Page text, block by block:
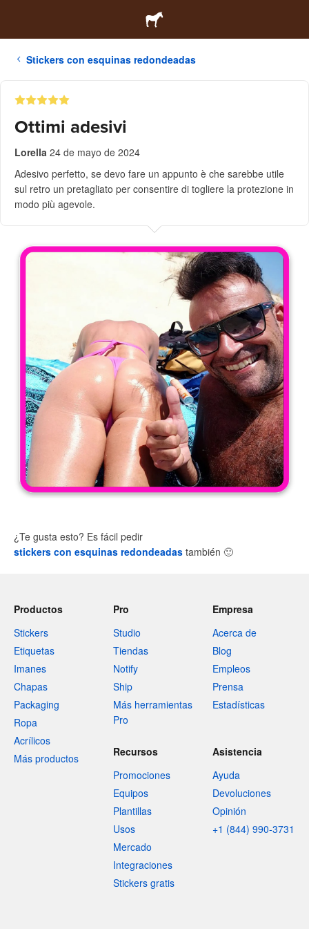
Stickers con esquinas redondeadas
Ottimi adesivi
Lorella 24 de mayo de 2024
Adesivo perfetto, se devo fare un appunto è che sarebbe utile
sul retro un pretagliato per consentire di togliere la protezione in
modo più agevole.
¿Te gusta esto? Es fácil pedir
stickers con esquinas redondeadas también 🙂
Productos
Stickers
Etiquetas
Imanes
Chapas
Packaging
Ropa
Acrílicos
Más productos
Pro
Studio
Tiendas
Notify
Ship
Más herramientas
Pro
Empresa
Acerca de
Blog
Empleos
Prensa
Estadísticas
Recursos
Promociones
Equipos
Plantillas
Usos
Mercado
Integraciones
Stickers gratis
Asistencia
Ayuda
Devoluciones
Opinión
+1 (844) 990-3731